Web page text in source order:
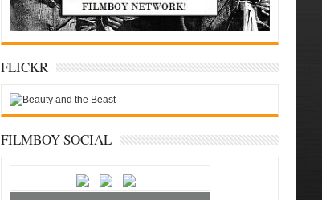
FLICKR
FILMBOY SOCIAL